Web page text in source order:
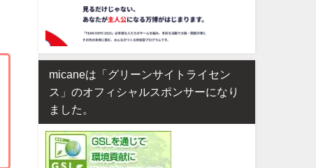
micaneは「グリーンサイトライセン
ス」のオフィシャルスポンサーになり
ました。